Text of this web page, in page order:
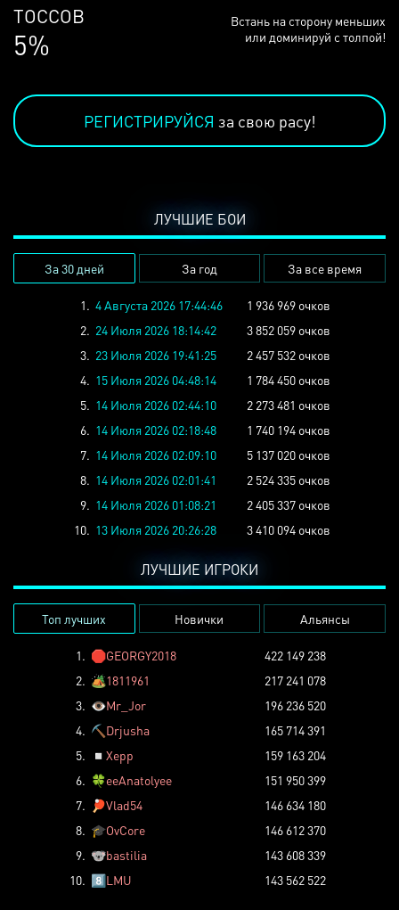
ЛЮДЕЙ
69%
Встань на сторону меньших
или доминируй с толпой!
РЕГИСТРИРУЙСЯ за свою расу!
ЛУЧШИЕ БОИ
За 30 дней За год За все время
1. 4 Августа 2026 17:44:46
1 936 969 очков
2. 24 Июля 2026 18:14:42
3 852 059 очков
3. 23 Июля 2026 19:41:25
2 457 532 очков
4. 15 Июля 2026 04:48:14
1 784 450 очков
5. 14 Июля 2026 02:44:10
2 273 481 очков
6. 14 Июля 2026 02:18:48
1 740 194 очков
7. 14 Июля 2026 02:09:10
5 137 020 очков
8. 14 Июля 2026 02:01:41
2 524 335 очков
9. 14 Июля 2026 01:08:21
2 405 337 очков
10. 13 Июля 2026 20:26:28 3 410 094 очков
ЛУЧШИЕ ИГРОКИ
Топ лучших Новички Альянсы
1. 🛑GEORGY2018
422 149 238
2. 🏕️1811961
217 241 078
3. 👁️Mr_Jor
196 236 520
4. ⛏️ Drjusha
165 714 391
5.
◽ Xepp
159 163 204
6. 🍀eeAnatolyee
151 950 399
7.
🏓Vlad54
146 634 180
8. 🎓OvCore
146 612 370
9. 🐨bastilia
143 608 339
10. 8️⃣LMU 143 562 522